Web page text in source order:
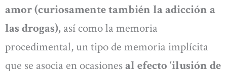
amor (curiosamente también la adicción a
las drogas), así como la memoria
procedimental, un tipo de memoria implícita
que se asocia en ocasionesal efecto ‘ilusión de